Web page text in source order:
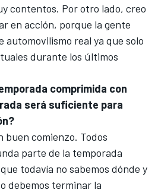
contentos. Por otro lado, creo
en acción, porque la gente
automovilismo real ya que solo
durante los últimos
comprimida con
será suficiente para
buen comienzo. Todos
parte de la temporada
todavía no sabemos dónde y
debemos terminar la